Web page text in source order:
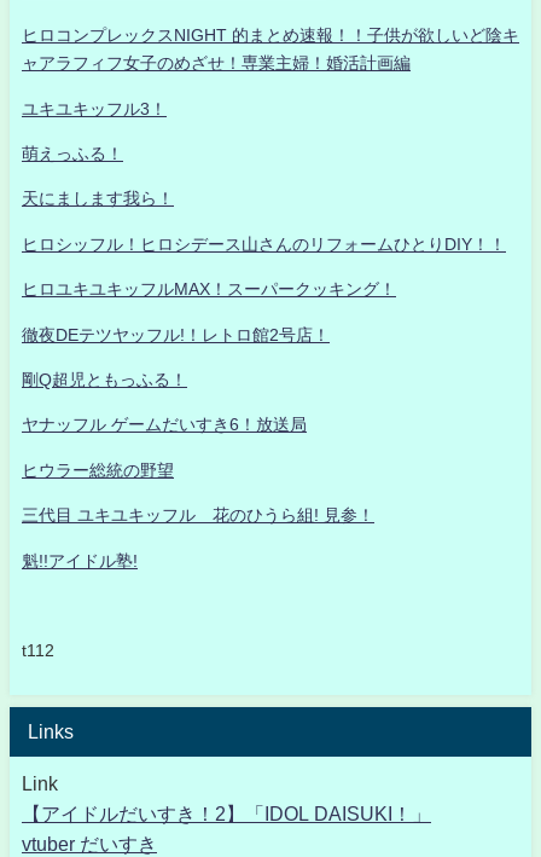
ヒロコンプレックスNIGHT 的まとめ速報！！子供が欲しいど陰キ
ャアラフィフ女子のめざせ！専業主婦！婚活計画編
ユキユキッフル3！
萌えっふる！
天にまします我ら！
ヒロシッフル！ヒロシデース山さんのリフォームひとりDIY！！
ヒロユキユキッフルMAX！スーパークッキング！
徹夜DEテツヤッフル!！レトロ館2号店！
剛Q超児ともっふる！
ヤナッフル ゲームだいすき6！放送局
ヒウラー総統の野望
三代目 ユキユキッフル 花のひうら組! 見参！
魁!!アイドル塾!
t112
Links
Link
【アイドルだいすき！2】「IDOL DAISUKI！」
vtuber だいすき